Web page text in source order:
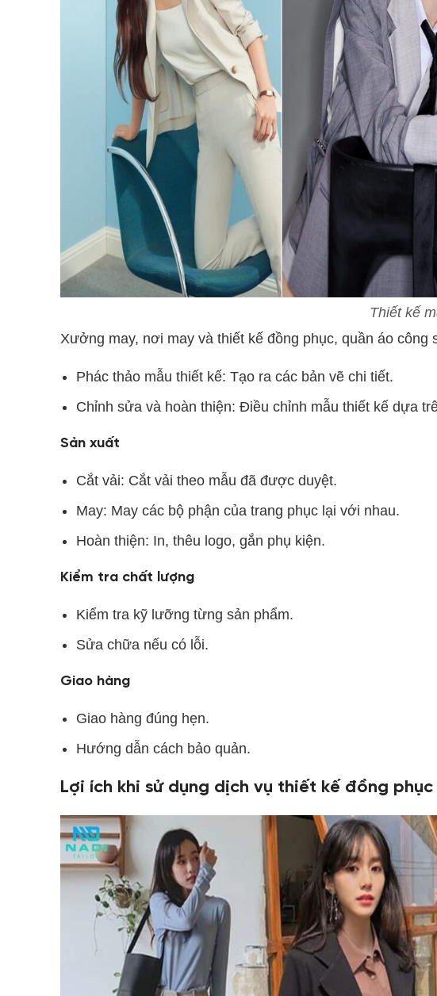
Thiết kế
Xưởng may, nơi may và thiết kế đồng phục, quần áo
Phác thảo mẫu thiết kế: Tạo ra các bản vẽ chi tiết.
Chỉnh sửa và hoàn thiện: Điều chỉnh mẫu thiết kế dựa
Sản xuất
Cắt vải: Cắt vải theo mẫu đã được duyệt.
May: May các bộ phận của trang phục lại với nhau.
Hoàn thiện: In, thêu logo, gắn phụ kiện.
Kiểm tra chất lượng
Kiểm tra kỹ lưỡng từng sản phẩm.
Sửa chữa nếu có lỗi.
Giao hàng
Giao hàng đúng hẹn.
Hướng dẫn cách bảo quản.
Lợi ích khi sử dụng dịch vụ thiết kế đồng